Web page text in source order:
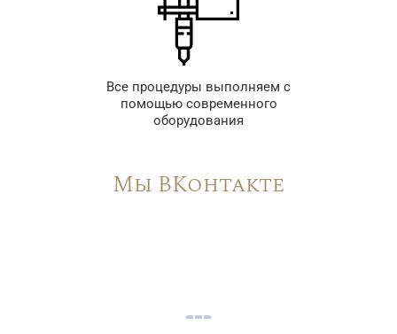
Все процедуры выполняем с
помощью современного
оборудования
Мы ВКонтакте